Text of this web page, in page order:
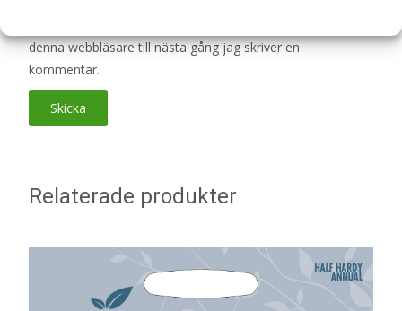
denna webbläsare till nästa gång jag skriver en
kommentar.
Relaterade produkter